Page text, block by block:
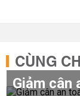
CÙNG
Giảm cân